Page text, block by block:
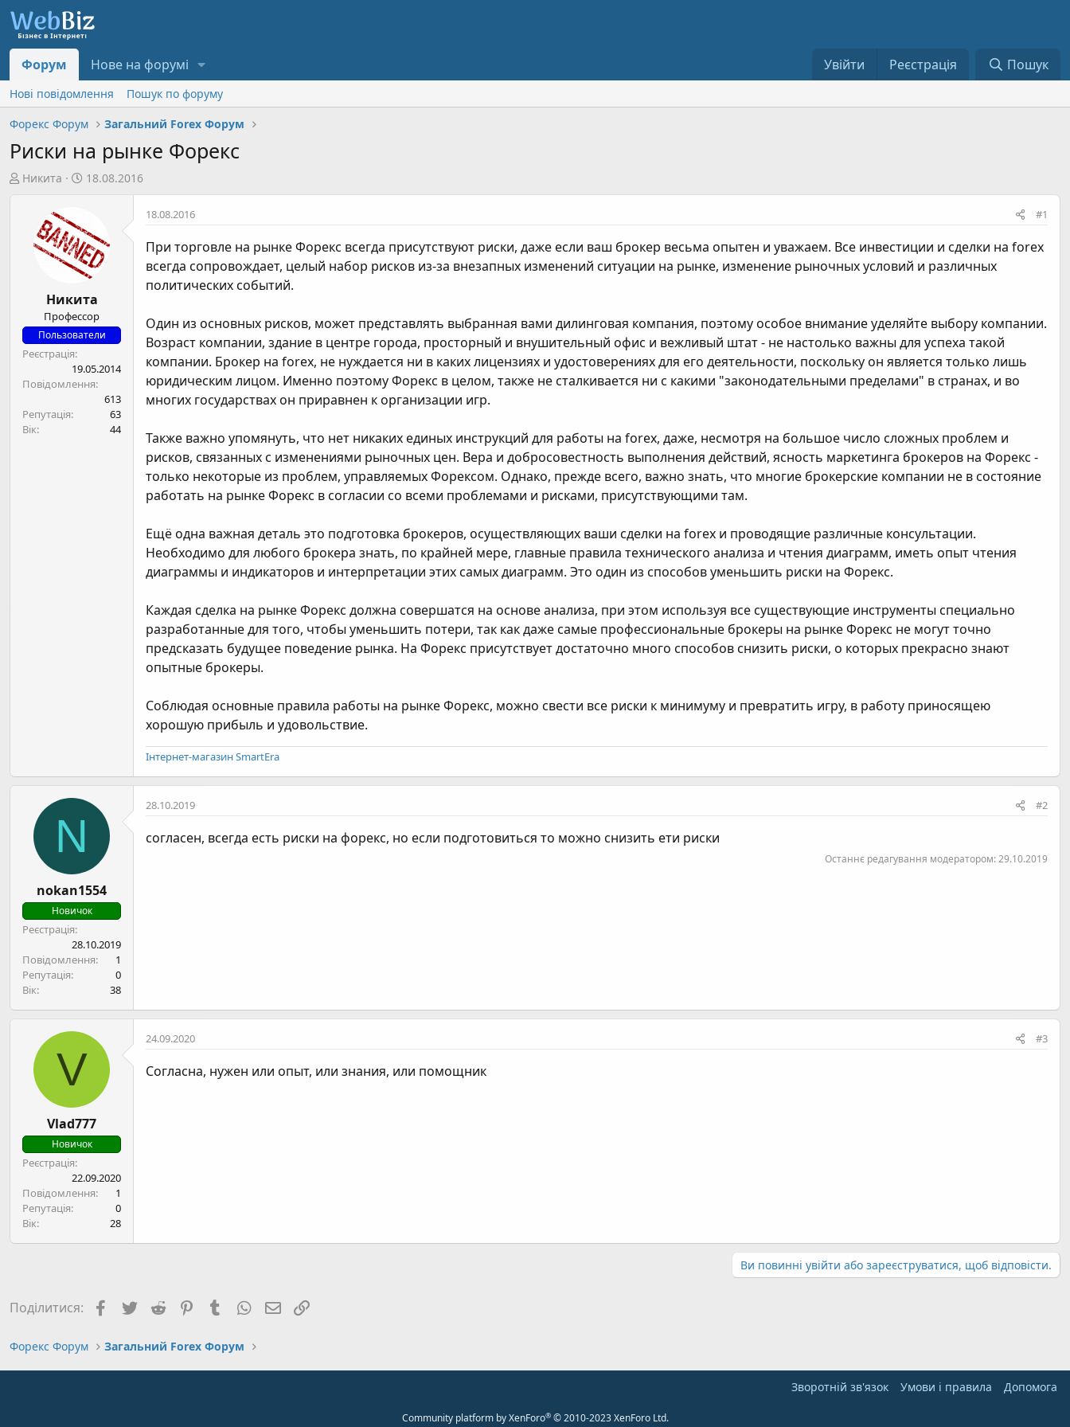
Форум Нове на форумі Увійти Реєстрація Пошук
Нові повідомлення
Пошук по форуму
Форекс Форум
Загальний Forex Форум
Риски на рынке Форекс
А
Никита
Д
а
с
т
в
о
р
е
н
я
18.08.2016
Никита
Профессор
Пользователи
Реєстрація
19.05.2014
Повідомлення
613
Репутація
63
Вік
44
18.08.2016 #1
При торговле на рынке Форекс всегда присутствуют риски, даже если ваш брокер весьма опытен и уважаем. Все инвестиции и сделки на forex
всегда сопровождает, целый набор рисков из-за внезапных изменений ситуации на рынке, изменение рыночных условий и различных
политических событий.
Один из основных рисков, может представлять выбранная вами дилинговая компания, поэтому особое внимание уделяйте выбору компании.
Возраст компании, здание в центре города, просторный и внушительный офис и вежливый штат - не настолько важны для успеха такой
компании. Брокер на forex, не нуждается ни в каких лицензиях и удостоверениях для его деятельности, поскольку он является только лишь
юридическим лицом. Именно поэтому Форекс в целом, также не сталкивается ни с какими "законодательными пределами" в странах, и во
многих государствах он приравнен к организации игр.
Также важно упомянуть, что нет никаких единых инструкций для работы на forex, даже, несмотря на большое число сложных проблем и
рисков, связанных с изменениями рыночных цен. Вера и добросовестность выполнения действий, ясность маркетинга брокеров на Форекс -
только некоторые из проблем, управляемых Форексом. Однако, прежде всего, важно знать, что многие брокерские компании не в состояние
работать на рынке Форекс в согласии со всеми проблемами и рисками, присутствующими там.
Ещё одна важная деталь это подготовка брокеров, осуществляющих ваши сделки на forex и проводящие различные консультации.
Необходимо для любого брокера знать, по крайней мере, главные правила технического анализа и чтения диаграмм, иметь опыт чтения
диаграммы и индикаторов и интерпретации этих самых диаграмм. Это один из способов уменьшить риски на Форекс.
Каждая сделка на рынке Форекс должна совершатся на основе анализа, при этом используя все существующие инструменты специально
разработанные для того, чтобы уменьшить потери, так как даже самые профессиональные брокеры на рынке Форекс не могут точно
предсказать будущее поведение рынка. На Форекс присутствует достаточно много способов снизить риски, о которых прекрасно знают
опытные брокеры.
Соблюдая основные правила работы на рынке Форекс, можно свести все риски к минимуму и превратить игру, в работу приносящею
хорошую прибыль и удовольствие.
Інтернет-магазин SmartEra
N
nokan1554
Новичок
Реєстрація
28.10.2019
Повідомлення
1
Репутація
0
Вік
38
28.10.2019 #2
согласен, всегда есть риски на форекс, но если подготовиться то можно снизить ети риски
Останнє редагування модератором:29.10.2019
V
Vlad777
Новичок
Реєстрація
22.09.2020
Повідомлення
1
Репутація
0
Вік
28
24.09.2020 #3
Согласна, нужен или опыт, или знания, или помощник
Ви повинні увійти або зареєструватися, щоб відповісти.
Поділитися: FacebookTwitterReddit PinterestTumblrWhatsApp
E-mail
Форекс Форум Загальний Forex Форум
Зворотній зв'язок Умови і правила Дoпoмoга
Community platform by XenForo® © 2010-2023 XenForo Ltd.